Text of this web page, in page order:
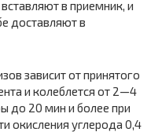
в приемник, и
достав­ляют в
зависит от при­нятого
и колеблется от 2—4
до 20 мин и более при
окисле­ния углерода 0,4